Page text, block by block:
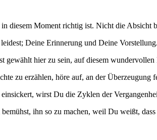
die­sem Moment rich­tig ist. Nicht die Absicht
Dei­ne Erin­ne­rung und Dei­ne Vor­stel­lung.
hier zu sein, auf die­sem wun­der­vol­len
zu erzäh­len, höre auf, an der Über­zeu­gung
wirst Du die Zyklen der
ihn so zu machen, weil Du weißt, dass